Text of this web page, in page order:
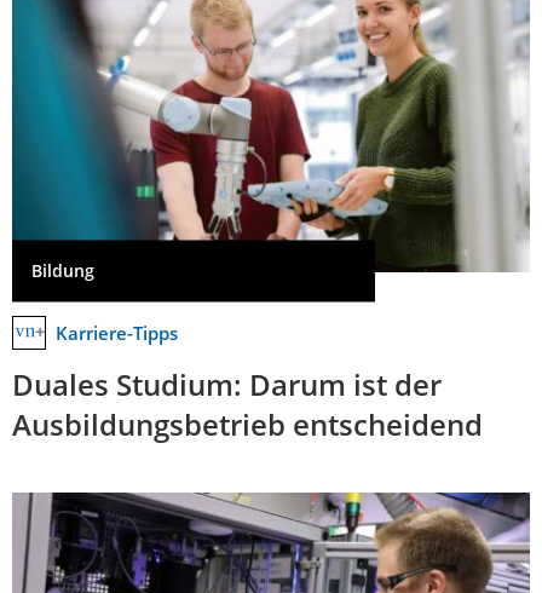
Bildung
Karriere-Tipps
Duales Studium: Darum ist der
Ausbildungsbetrieb entscheidend